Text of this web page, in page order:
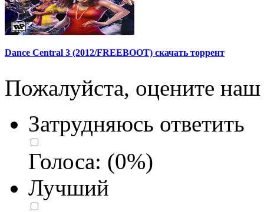
Dance Central 3 (2012/FREEBOOT) скачать торрент
Пожалуйста, оцените наш
Затрудняюсь ответить
Голоса: (0%)
Лучший